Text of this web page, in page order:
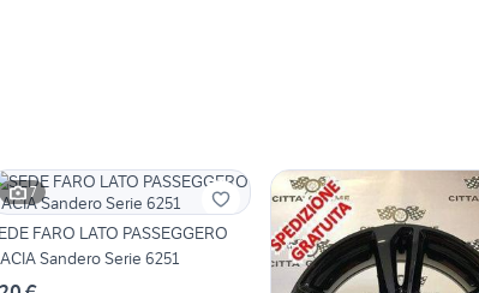
7
FARO LATO PASSEGGERO
Sandero Serie 6251